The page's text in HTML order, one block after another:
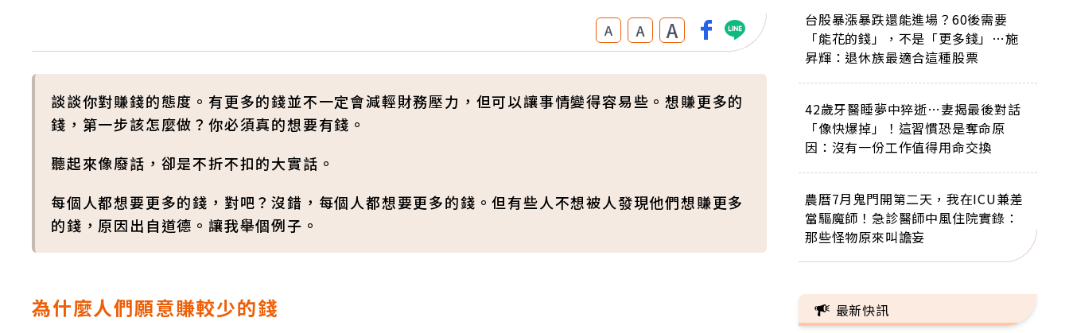
A A A
談談你對賺錢的態度。有更多的錢並不一定會減輕財務壓力，但可以讓事情變得容易些。想賺更多的
錢，第一步該怎麼做？你必須真的想要有錢。
聽起來像廢話，卻是不折不扣的大實話。
每個人都想要更多的錢，對吧？沒錯，每個人都想要更多的錢。但有些人不想被人發現他們想賺更多
的錢，原因出自道德。讓我舉個例子。
為什麼人們願意賺較少的錢
台股暴漲暴跌還能進場？60後需要
「能花的錢」，不是「更多錢」…施
昇輝：退休族最適合這種股票
42歲牙醫睡夢中猝逝…妻揭最後對話
「像快爆掉」！這習慣恐是奪命原
因：沒有一份工作值得用命交換
農曆7月鬼門開第二天，我在ICU兼差
當驅魔師！急診醫師中風住院實錄：
那些怪物原來叫譫妄
最新快訊